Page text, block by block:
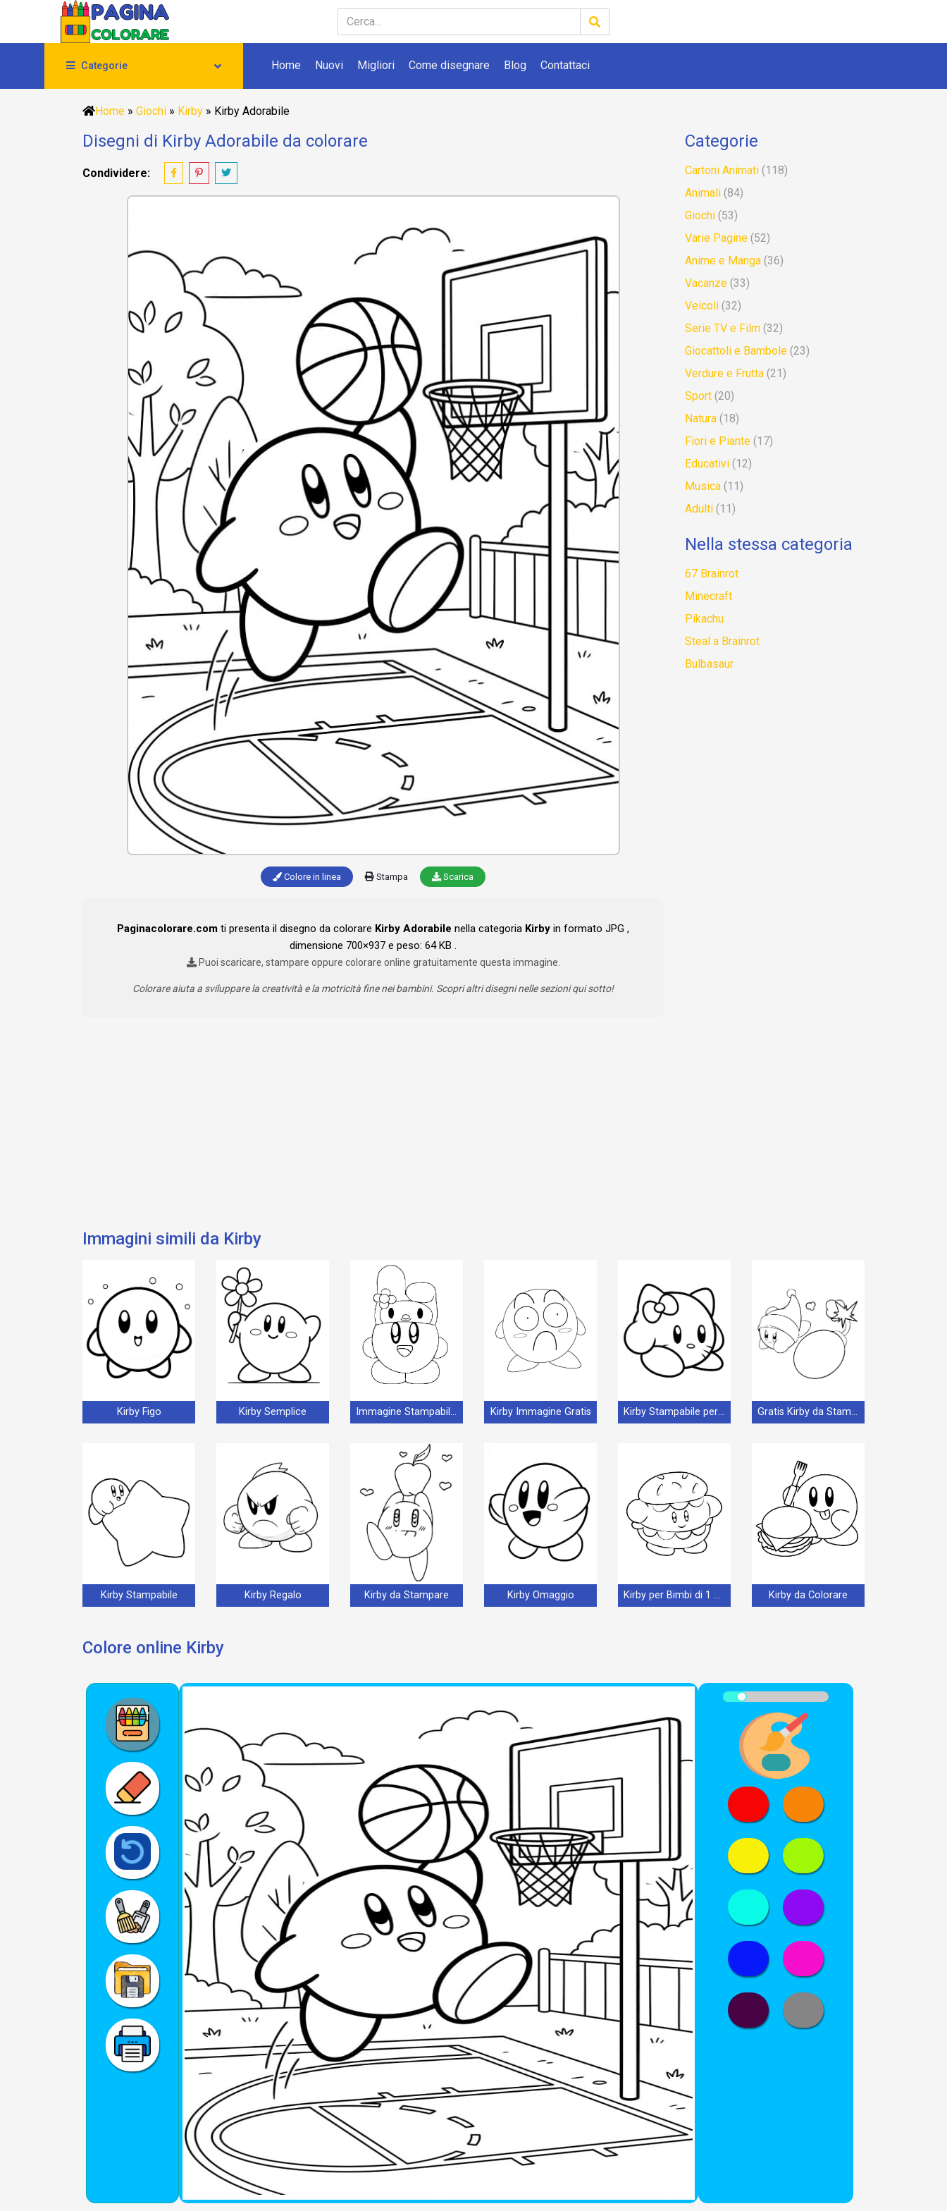
Categorie Home Nuovi Migliori Come disegnare Blog Contattaci
Home » Giochi » Kirby » Kirby Adorabile
Disegni di Kirby Adorabile da colorare
Condividere:
Colore in linea Stampa Scarica
Paginacolorare.com ti presenta il disegno da colorare Kirby Adorabile nella categoria Kirby in formato JPG ,
dimensione 700×937 e peso: 64 KB .
Puoi scaricare, stampare oppure colorare online gratuitamente questa immagine.
Colorare aiuta a sviluppare la creatività e la motricità fine nei bambini. Scopri altri disegni nelle sezioni qui sotto!
Categorie
Cartoni Animati (118)
Animali (84)
Giochi (53)
Varie Pagine (52)
Anime e Manga (36)
Vacanze (33)
Veicoli (32)
Serie TV e Film (32)
Giocattoli e Bambole (23)
Verdure e Frutta (21)
Sport (20)
Natura (18)
Fiori e Piante (17)
Educativi (12)
Musica (11)
Adulti (11)
Nella stessa categoria
67 Brainrot
Minecraft
Pikachu
Steal a Brainrot
Bulbasaur
Immagini simili da Kirby
Kirby Figo Kirby Semplice Immagine Stampabile Kirby Kirby Immagine Gratis Kirby Stampabile per Bambini Gratis Kirby da Stampare
Kirby Stampabile Kirby Regalo Kirby da Stampare Kirby Omaggio Kirby per Bimbi di 1 Anno Kirby da Colorare
Colore online Kirby